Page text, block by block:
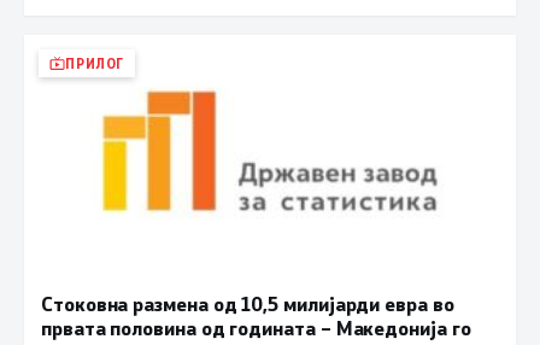
ПРИЛОГ
Стоковна размена од 10,5 милијарди евра во
првата половина од годината – Македонија го